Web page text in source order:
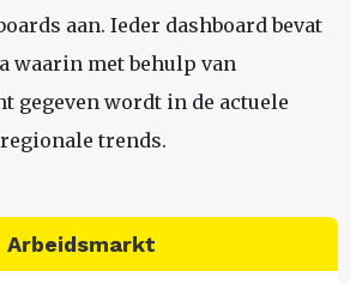
aan. Ieder dashboard bevat
waarin met behulp van
gegeven wordt in de actuele
trends.
Arbeidsmarkt